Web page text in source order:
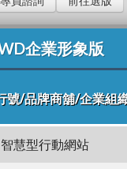
企業形象版
號/品牌商舖/企業組
智慧型行動網站